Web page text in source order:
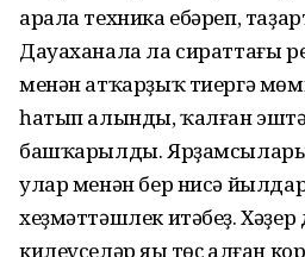
арала техника ебәреп,
Дауаханала ла сираттағы
менән атҡарҙыҡ тиергә
һатып алынды, ҡалған
башҡарылды.
улар менән бер нисә
хеҙмәттәшлек итәбеҙ. Хәҙер
килеүселәр яңы төҫ алған